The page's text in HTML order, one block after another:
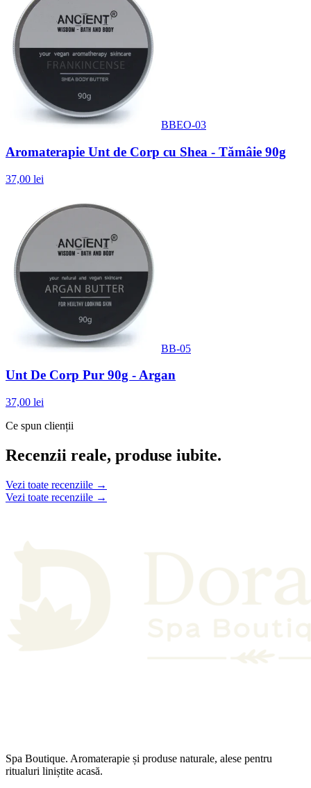
BBEO-03
Aromaterapie Unt de Corp cu Shea - Tămâie 90g
37,00 lei
BB-05
Unt De Corp Pur 90g - Argan
37,00 lei
Ce spun clienții
Recenzii reale, produse iubite.
Vezi toate recenziile →
Vezi toate recenziile →
Spa Boutique. Aromaterapie și produse naturale, alese pentru
ritualuri liniștite acasă.